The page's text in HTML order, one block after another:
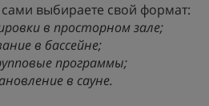
выбираете свой формат:
в просторном зале;
в бассейне;
программы;
в сауне.